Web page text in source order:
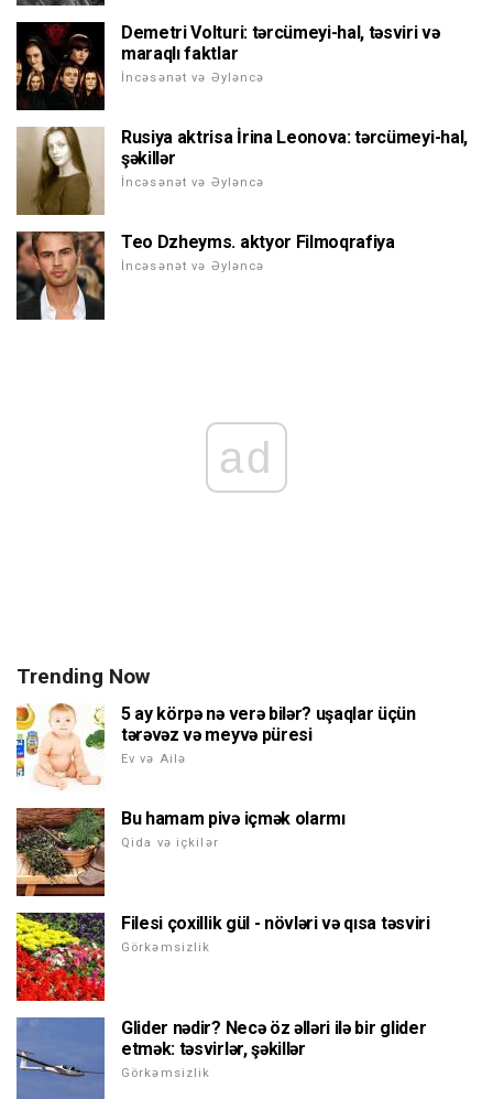
Demetri Volturi: tərcümeyi-hal, təsviri və
maraqlı faktlar
İncəsənət və Əyləncə
Rusiya aktrisa İrina Leonova: tərcümeyi-hal,
şəkillər
İncəsənət və Əyləncə
Teo Dzheyms. aktyor Filmoqrafiya
İncəsənət və Əyləncə
ad
Trending Now
5 ay körpə nə verə bilər? uşaqlar üçün
tərəvəz və meyvə püresi
Ev və Ailə
Bu hamam pivə içmək olarmı
Qida və içkilər
Filesi çoxillik gül - növləri və qısa təsviri
Görkəmsizlik
Glider nədir? Necə öz əlləri ilə bir glider
etmək: təsvirlər, şəkillər
Görkəmsizlik